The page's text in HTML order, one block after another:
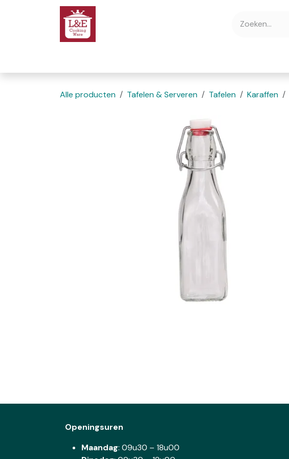
Overslaan naar inhoud
Alle producten Tafelen & Serveren Tafelen Karaffen
Openingsuren
Maandag: 09u30 – 18u00